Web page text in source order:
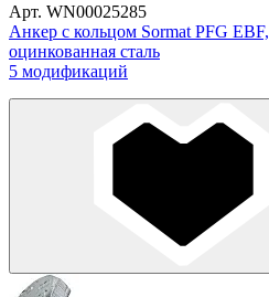
Арт. WN00025285
Анкер с кольцом Sormat PFG EBF,
оцинкованная сталь
5 модификаций